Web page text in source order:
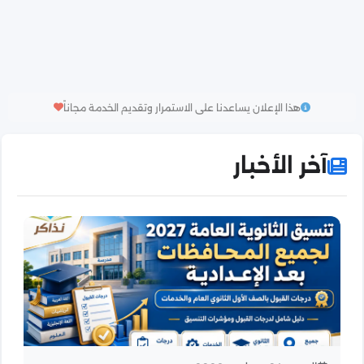
هذا الإعلان يساعدنا على الاستمرار وتقديم الخدمة مجاناً
آخر الأخبار